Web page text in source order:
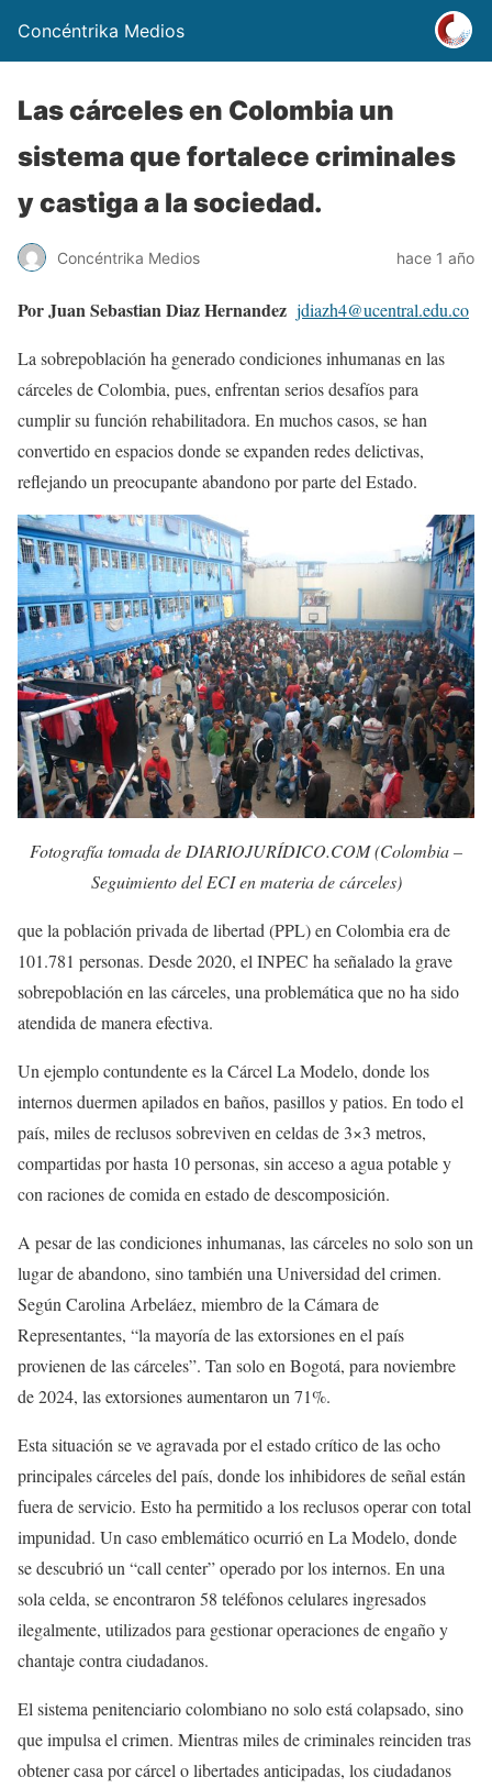
Concéntrika Medios
Las cárceles en Colombia un
sistema que fortalece criminales
y castiga a la sociedad.
Concéntrika Medios hace 1 año
Por Juan Sebastian Diaz Hernandez jdiazh4@ucentral.edu.co
La sobrepoblación ha generado condiciones inhumanas en las
cárceles de Colombia, pues, enfrentan serios desafíos para
cumplir su función rehabilitadora. En muchos casos, se han
convertido en espacios donde se expanden redes delictivas,
reflejando un preocupante abandono por parte del Estado.
Fotografía tomada de DIARIOJURÍDICO.COM (Colombia –
Seguimiento del ECI en materia de cárceles)
que la población privada de libertad (PPL) en Colombia era de
101.781 personas. Desde 2020, el INPEC ha señalado la grave
sobrepoblación en las cárceles, una problemática que no ha sido
atendida de manera efectiva.
Un ejemplo contundente es la Cárcel La Modelo, donde los
internos duermen apilados en baños, pasillos y patios. En todo el
país, miles de reclusos sobreviven en celdas de 3×3 metros,
compartidas por hasta 10 personas, sin acceso a agua potable y
con raciones de comida en estado de descomposición.
A pesar de las condiciones inhumanas, las cárceles no solo son un
lugar de abandono, sino también una Universidad del crimen.
Según Carolina Arbeláez, miembro de la Cámara de
Representantes, “la mayoría de las extorsiones en el país
provienen de las cárceles”. Tan solo en Bogotá, para noviembre
de 2024, las extorsiones aumentaron un 71%.
Esta situación se ve agravada por el estado crítico de las ocho
principales cárceles del país, donde los inhibidores de señal están
fuera de servicio. Esto ha permitido a los reclusos operar con total
impunidad. Un caso emblemático ocurrió en La Modelo, donde
se descubrió un “call center” operado por los internos. En una
sola celda, se encontraron 58 teléfonos celulares ingresados
ilegalmente, utilizados para gestionar operaciones de engaño y
chantaje contra ciudadanos.
El sistema penitenciario colombiano no solo está colapsado, sino
que impulsa el crimen. Mientras miles de criminales reinciden tras
obtener casa por cárcel o libertades anticipadas, los ciudadanos